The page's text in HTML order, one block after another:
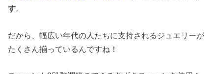
す。
だから、幅広い年代の人たちに支持されるジュエリーが
たくさん揃っているんですね！